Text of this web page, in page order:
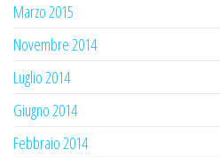
Marzo 2015
Novembre 2014
Luglio 2014
Giugno 2014
Febbraio 2014